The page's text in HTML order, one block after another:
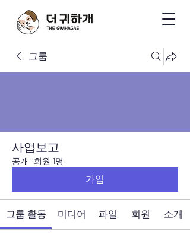
그룹
사업보고
공개 · 회원 1명
가입
그룹 활동 미디어 파일 회원 소개